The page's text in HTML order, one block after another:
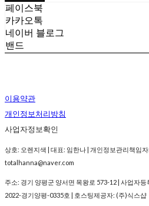
페이스북
카카오톡
네이버 블로그
밴드
이용약관
개인정보처리방침
사업자정보확인
상호: 오렌지색 | 대표: 임한나 | 개인정보관리책임
totalhanna@naver.com
주소: 경기 양평군 양서면 목왕로 573-12 | 사업자등
2022-경기양평-0335호 | 호스팅제공자: (주)식스샵